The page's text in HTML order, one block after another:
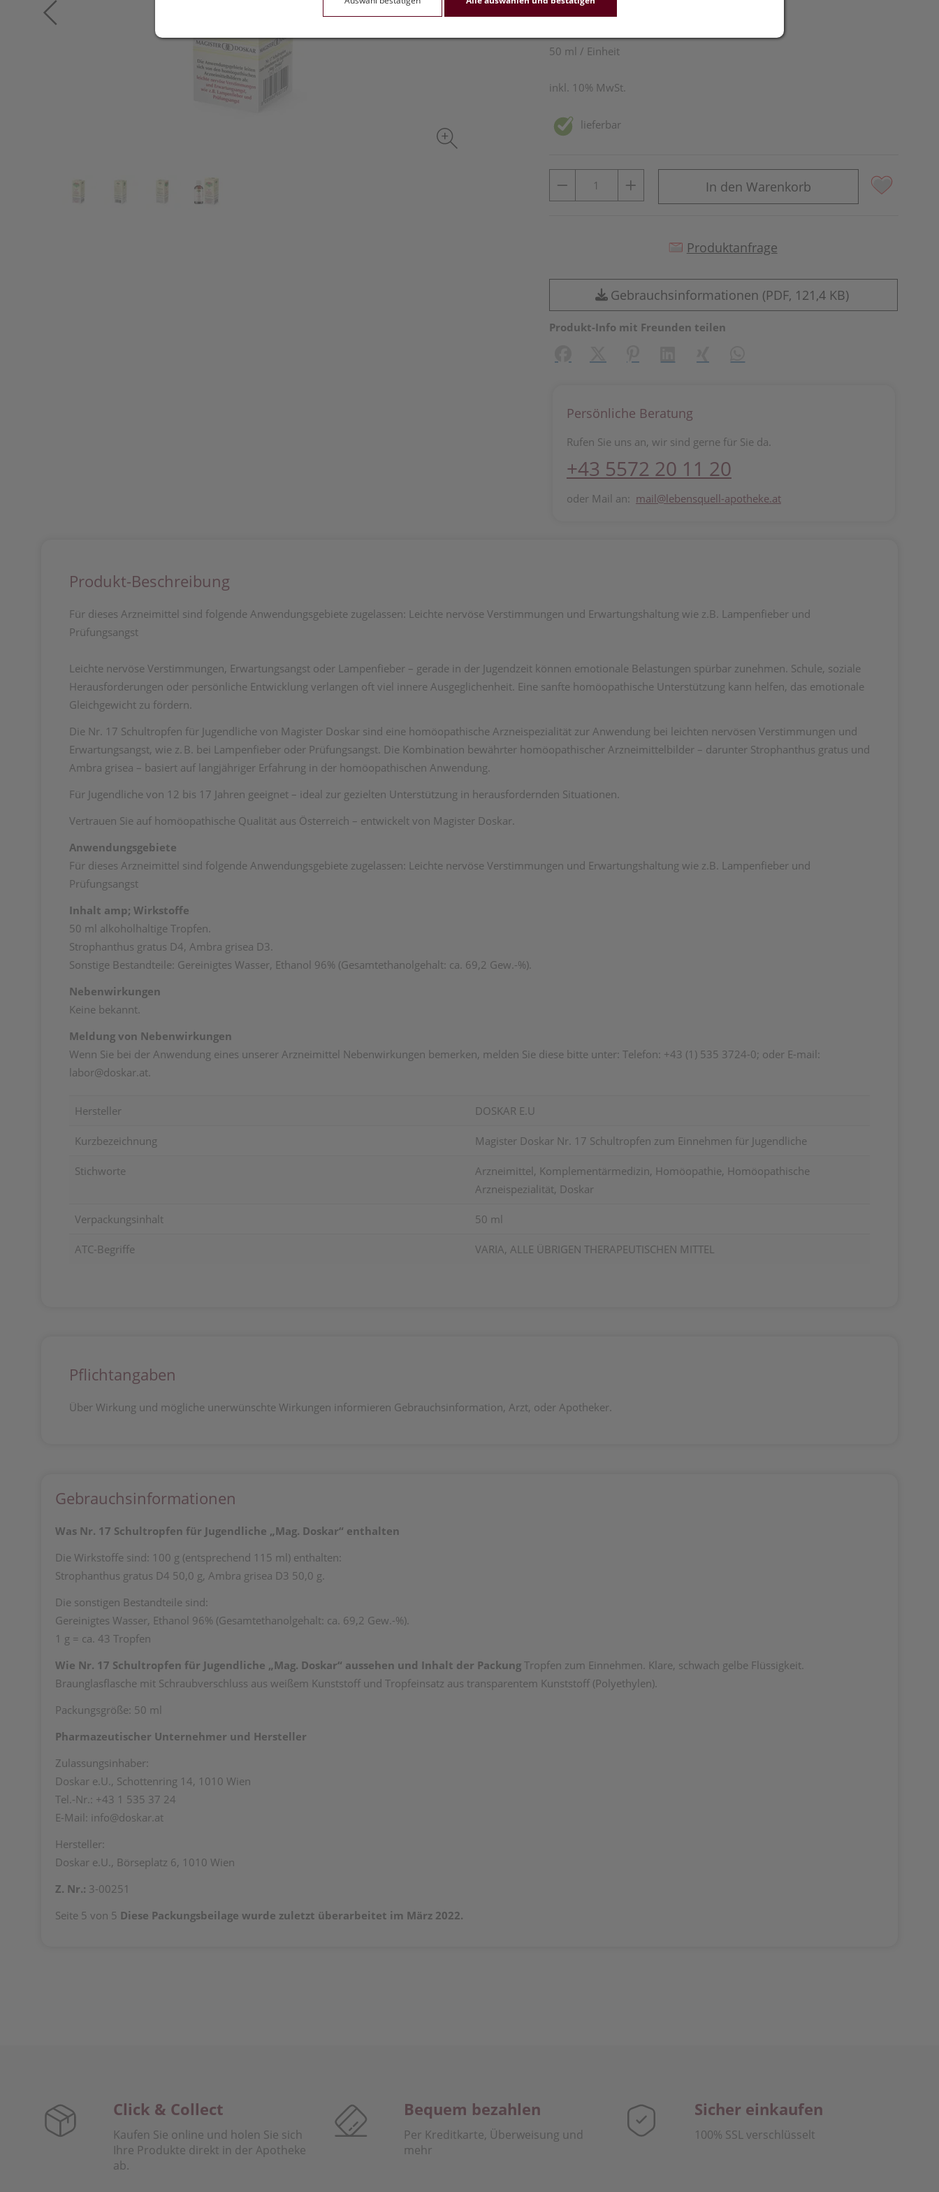
17,35 EUR
50 ml / Einheit
inkl. 10% MwSt.
lieferbar
In den Warenkorb
Produktanfrage
Gebrauchsinformationen (PDF, 121,4 KB)
Produkt-Info mit Freunden teilen
Persönliche Beratung
Rufen Sie uns an, wir sind gerne für Sie da.
+43 5572 20 11 20
oder Mail an: mail@lebensquell-apotheke.at
Produkt-Beschreibung
Für dieses Arzneimittel sind folgende Anwendungsgebiete zugelassen: Leichte nervöse Verstimmungen und Erwartungshaltung wie z.B. Lampenfieber und
Prüfungsangst
Leichte nervöse Verstimmungen, Erwartungsangst oder Lampenfieber – gerade in der Jugendzeit können emotionale Belastungen spürbar zunehmen. Schule, soziale
Herausforderungen oder persönliche Entwicklung verlangen oft viel innere Ausgeglichenheit. Eine sanfte homöopathische Unterstützung kann helfen, das emotionale
Gleichgewicht zu fördern.
Die Nr. 17 Schultropfen für Jugendliche von Magister Doskar sind eine homöopathische Arzneispezialität zur Anwendung bei leichten nervösen Verstimmungen und
Erwartungsangst, wie z. B. bei Lampenfieber oder Prüfungsangst. Die Kombination bewährter homöopathischer Arzneimittelbilder – darunter Strophanthus gratus und
Ambra grisea – basiert auf langjähriger Erfahrung in der homöopathischen Anwendung.
Für Jugendliche von 12 bis 17 Jahren geeignet – ideal zur gezielten Unterstützung in herausfordernden Situationen.
Vertrauen Sie auf homöopathische Qualität aus Österreich – entwickelt von Magister Doskar.
Anwendungsgebiete
Für dieses Arzneimittel sind folgende Anwendungsgebiete zugelassen: Leichte nervöse Verstimmungen und Erwartungshaltung wie z.B. Lampenfieber und
Prüfungsangst
Inhalt amp; Wirkstoffe
50 ml alkoholhaltige Tropfen.
Strophanthus gratus D4, Ambra grisea D3.
Sonstige Bestandteile: Gereinigtes Wasser, Ethanol 96% (Gesamtethanolgehalt: ca. 69,2 Gew.-%).
Nebenwirkungen
Keine bekannt.
Meldung von Nebenwirkungen
Wenn Sie bei der Anwendung eines unserer Arzneimittel Nebenwirkungen bemerken, melden Sie diese bitte unter: Telefon: +43 (1) 535 3724-0; oder E-mail:
labor@doskar.at.
Hersteller DOSKAR E.U
Kurzbezeichnung Magister Doskar Nr. 17 Schultropfen zum Einnehmen für Jugendliche
Stichworte
Arzneimittel, Komplementärmedizin, Homöopathie, Homöopathische
Arzneispezialität, Doskar
Verpackungsinhalt 50 ml
ATC-Begriffe VARIA, ALLE ÜBRIGEN THERAPEUTISCHEN MITTEL
Pflichtangaben
Über Wirkung und mögliche unerwünschte Wirkungen informieren Gebrauchsinformation, Arzt, oder Apotheker.
Gebrauchsinformationen
Was Nr. 17 Schultropfen für Jugendliche „Mag. Doskar“ enthalten
Die Wirkstoffe sind: 100 g (entsprechend 115 ml) enthalten:
Strophanthus gratus D4 50,0 g, Ambra grisea D3 50,0 g.
Die sonstigen Bestandteile sind:
Gereinigtes Wasser, Ethanol 96% (Gesamtethanolgehalt: ca. 69,2 Gew.-%).
1 g = ca. 43 Tropfen
Wie Nr. 17 Schultropfen für Jugendliche „Mag. Doskar“ aussehen und Inhalt der Packung Tropfen zum Einnehmen. Klare, schwach gelbe Flüssigkeit.
Braunglasflasche mit Schraubverschluss aus weißem Kunststoff und Tropfeinsatz aus transparentem Kunststoff (Polyethylen).
Packungsgröße: 50 ml
Pharmazeutischer Unternehmer und Hersteller
Zulassungsinhaber:
Doskar e.U., Schottenring 14, 1010 Wien
Tel.-Nr.: +43 1 535 37 24
E-Mail: info@doskar.at
Hersteller:
Doskar e.U., Börseplatz 6, 1010 Wien
Z. Nr.: 3-00251
Seite 5 von 5 Diese Packungsbeilage wurde zuletzt überarbeitet im März 2022.
Click & Collect
Kaufen Sie online und holen Sie sich
Ihre Produkte direkt in der Apotheke
ab.
Bequem bezahlen
Per Kreditkarte, Überweisung und
mehr
Sicher einkaufen
100% SSL verschlüsselt